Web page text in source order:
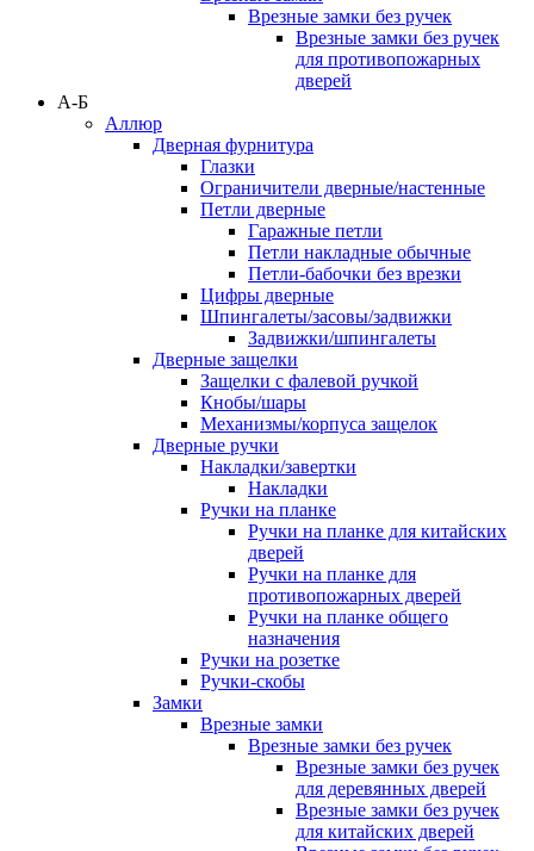
Врезные замки без ручек
Врезные замки без ручек
для противопожарных
дверей
А-Б
Аллюр
Дверная фурнитура
Глазки
Ограничители дверные/настенные
Петли дверные
Гаражные петли
Петли накладные обычные
Петли-бабочки без врезки
Цифры дверные
Шпингалеты/засовы/задвижки
Задвижки/шпингалеты
Дверные защелки
Защелки с фалевой ручкой
Кнобы/шары
Механизмы/корпуса защелок
Дверные ручки
Накладки/завертки
Накладки
Ручки на планке
Ручки на планке для китайских
дверей
Ручки на планке для
противопожарных дверей
Ручки на планке общего
назначения
Ручки на розетке
Ручки-скобы
Замки
Врезные замки
Врезные замки без ручек
Врезные замки без ручек
для деревянных дверей
Врезные замки без ручек
для китайских дверей